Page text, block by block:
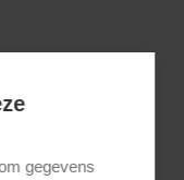
VOOR
gegevens